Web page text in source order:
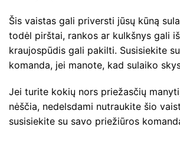
Šis vaistas gali priversti jūsų kūną
todėl pirštai, rankos ar kulkšnys gali
kraujospūdis gali pakilti. Susisiekite
komanda, jei manote, kad sulaiko
Jei turite kokių nors priežasčių
nėščia, nedelsdami nutraukite šio
susisiekite su savo priežiūros